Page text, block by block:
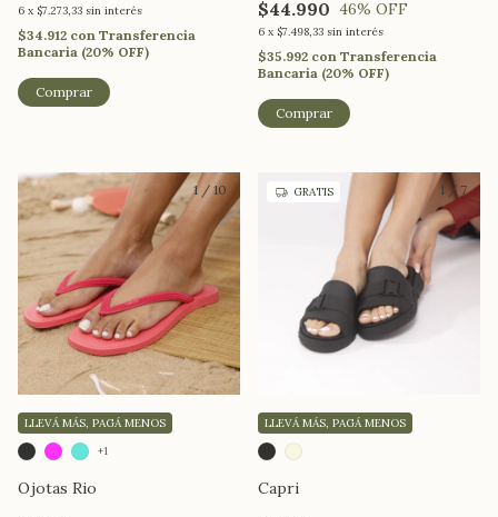
6 x $7.273,33 sin interés
$34.912 con Transferencia
Bancaria (20% OFF)
Comprar
$44.990 46% OFF
6 x $7.498,33 sin interés
$35.992 con Transferencia
Bancaria (20% OFF)
Comprar
1/10
Ojotas Rio
LLEVÁ MÁS, PAGÁ MENOS
+1
1 / 7
GRATIS
Capri
LLEVÁ MÁS, PAGÁ MENOS